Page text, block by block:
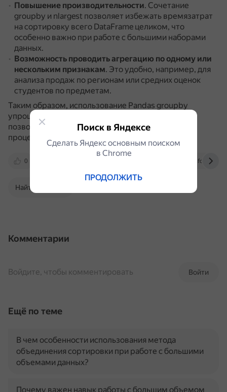
Повышение производительности. Сочетание
groupby и nlargest позволяет избежать времязатрат
на сортировку всего DataFrame целиком, что
особенно важно при работе с большими наборами
данных.
Возможность проводить агрегацию по одному или
нескольким признакам. Это удобно, например, для
анализа продаж по регионам или средних оценок
студентов по предметам.
Таким образом, использование Pandas groupby
упрощает работу с большими объёмами данных,
позволяя извлекать полезные выводы и улучшать
процессы принятия решений.
0
Найти в Поиске
Комментарии
Войти
Войдите, чтобы комментировать
Ещё по теме
В чем особенности использования метода
объединения сортировки при работе с большими
объемами данных?
Почему важен навык работы с большим объемом
Поиск в Яндексе
Сделать Яндекс основным поиском
в Сhrome
ПРОДОЛЖИТЬ